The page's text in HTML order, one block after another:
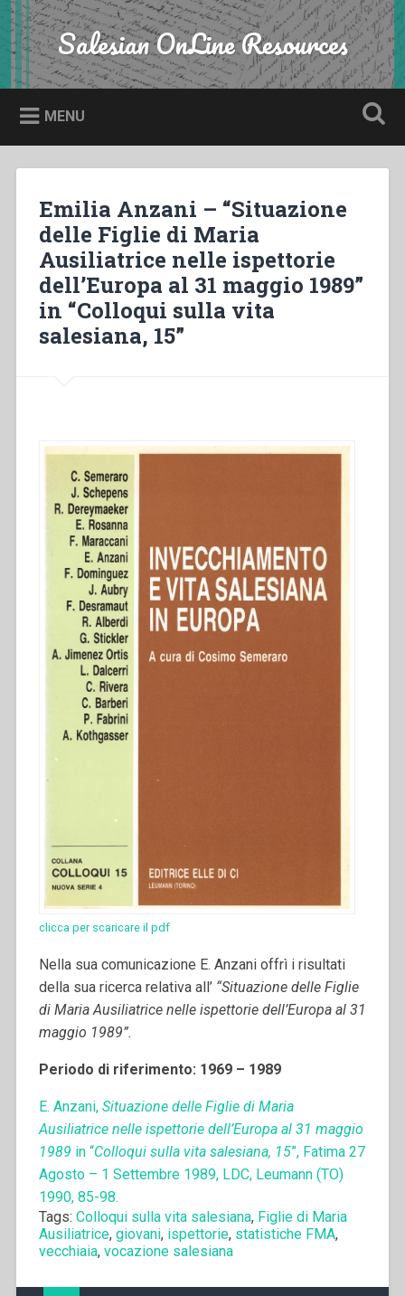
Skip
to
content
Search Salesian OnLine Resources
MENU
Emilia Anzani – “Situazione
delle Figlie di Maria
Ausiliatrice nelle ispettorie
dell’Europa al 31 maggio 1989”
in “Colloqui sulla vita
salesiana, 15”
clicca per scaricare il pdf
Nella sua comunicazione E. Anzani offrì i risultati
della sua ricerca relativa all’ “Situazione delle Figlie
di Maria Ausiliatrice nelle ispettorie dell’Europa al 31
maggio 1989”.
Periodo di riferimento: 1969 – 1989
E. Anzani, Situazione delle Figlie di Maria
Ausiliatrice nelle ispettorie dell’Europa al 31 maggio
1989 in “Colloqui sulla vita salesiana, 15”, Fatima 27
Agosto – 1 Settembre 1989, LDC, Leumann (TO)
1990, 85-98.
Tags: Colloqui sulla vita salesiana, Figlie di Maria
Ausiliatrice, giovani, ispettorie, statistiche FMA,
vecchiaia, vocazione salesiana